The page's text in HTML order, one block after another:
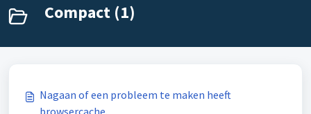
Compact (1)
Nagaan of een probleem te maken heeft
browsercache.